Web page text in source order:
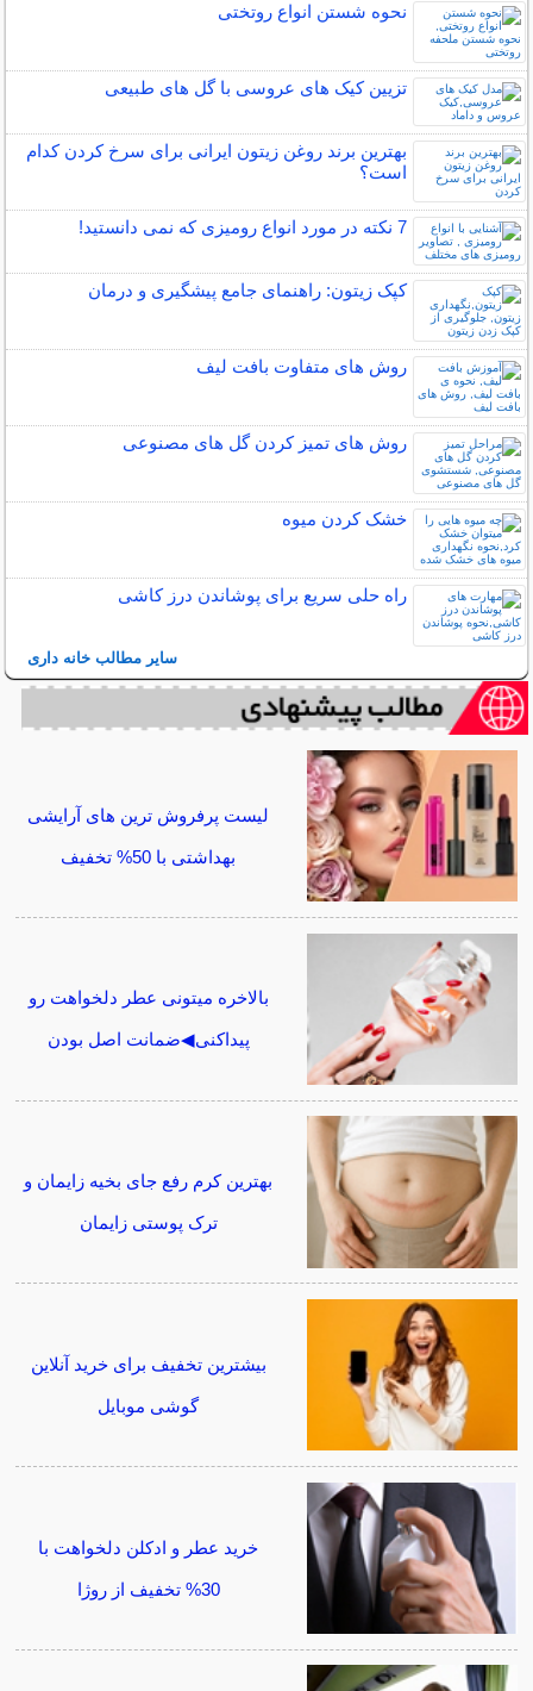
نحوه شستن انواع روتختی
تزیین کیک های عروسی با گل های طبیعی
بهترین برند روغن زیتون ایرانی برای سرخ کردن کدام
است؟
7 نکته در مورد انواع رومیزی که نمی دانستید!
کپک زیتون: راهنمای جامع پیشگیری و درمان
روش های متفاوت بافت لیف
روش های تمیز کردن گل های مصنوعی
خشک کردن میوه
راه حلی سریع برای پوشاندن درز کاشی
سایر مطالب خانه داری
لیست پرفروش ترین های آرایشی
بهداشتی با 50% تخفیف
بالاخره میتونی عطر دلخواهت رو
پیداکنی◀ضمانت اصل بودن
بهترین کرم رفع جای بخیه زایمان و
ترک پوستی زایمان
بیشترین تخفیف برای خرید آنلاین
گوشی موبایل
خرید عطر و ادکلن دلخواهت با
30% تخفیف از روژا